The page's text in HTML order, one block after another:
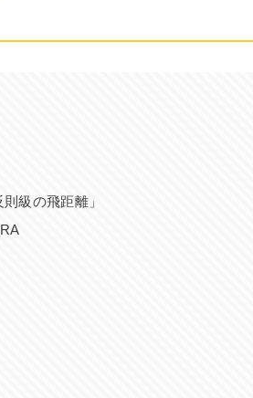
級の飛距離」